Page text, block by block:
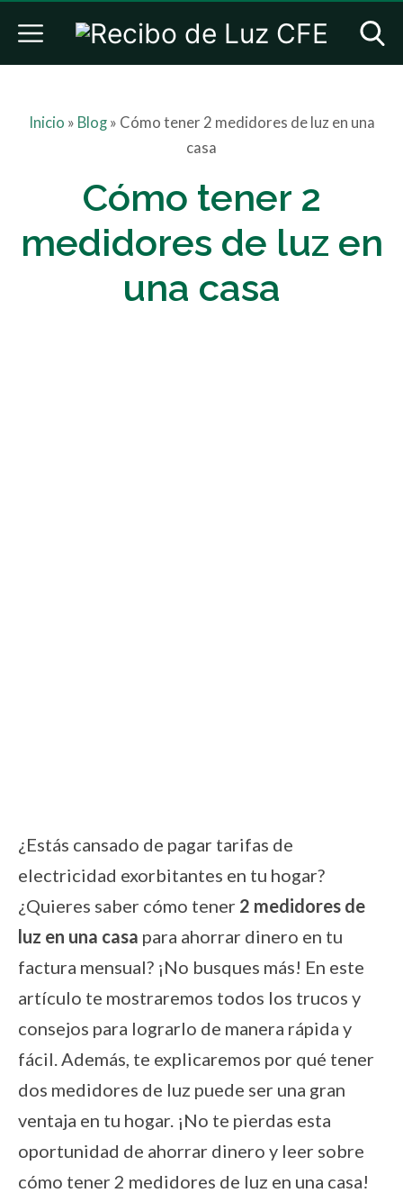
Inicio » Blog» Cómo tener 2 medidores de luz en una
casa
Cómo tener 2
medidores de luz en
una casa
¿Estás cansado de pagar tarifas de
electricidad exorbitantes en tu hogar?
¿Quieres saber cómo tener 2 medidores de
luz en una casa para ahorrar dinero en tu
factura mensual? ¡No busques más! En este
artículo te mostraremos todos los trucos y
consejos para lograrlo de manera rápida y
fácil. Además, te explicaremos por qué tener
dos medidores de luz puede ser una gran
ventaja en tu hogar. ¡No te pierdas esta
oportunidad de ahorrar dinero y leer sobre
cómo tener 2 medidores de luz en una casa!